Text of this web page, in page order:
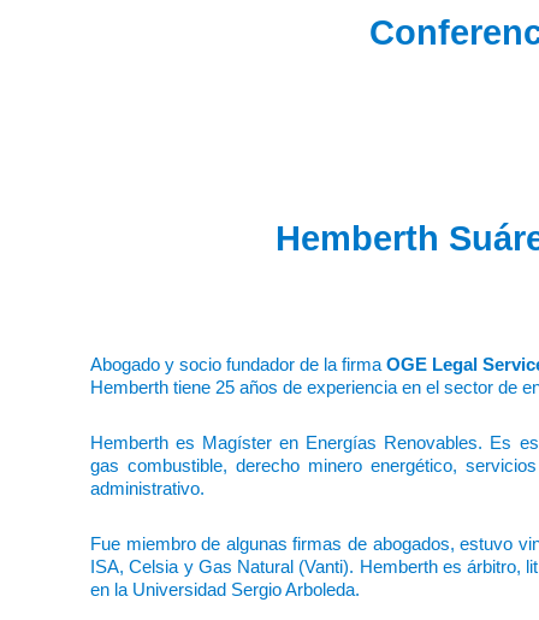
Hemberth
Abogado y socio fundador de la firma OGE Legal
Hemberth tiene 25 años de experiencia en el sector de
Hemberth es Magíster en Energías Renovables. Es
gas combustible, derecho minero energético,
administrativo.
Fue miembro de algunas firmas de abogados, estuvo
ISA, Celsia y Gas Natural (Vanti). Hemberth es árbitro,
en la Universidad Sergio Arboleda.